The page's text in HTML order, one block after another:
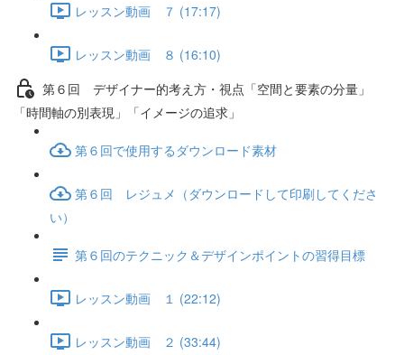
レッスン動画 ７ (17:17)
レッスン動画 ８ (16:10)
第６回 デザイナー的考え方・視点「空間と要素の分量」
「時間軸の別表現」「イメージの追求」
第６回で使用するダウンロード素材
第６回 レジュメ（ダウンロードして印刷してくださ
い）
第６回のテクニック＆デザインポイントの習得目標
レッスン動画 １ (22:12)
レッスン動画 ２ (33:44)